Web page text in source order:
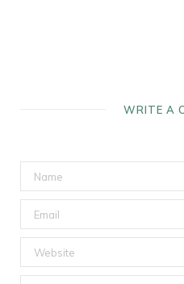
WRITE A